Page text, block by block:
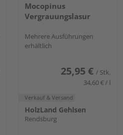
Mocopinus
Vergrauungslasur
Mehrere Ausführungen
erhältlich
25,95 € / Stk.
34,60 € / l
Verkauf & Versand
HolzLand Gehlsen
Rendsburg